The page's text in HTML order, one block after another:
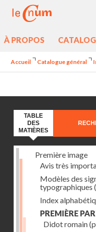
À PROPOS
Accueil Catalogue général
TABLE
DES
MATIÈRES
Première image
Avis très
Modèles des
typographiques
Index
PREMIÈRE
Didot romain